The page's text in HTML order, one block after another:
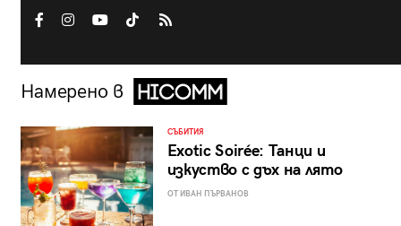
Намерено в
СЪБИТИЯ
Exotic Soirée: Танци и
изкуство с дъх на лято
ОТ ИВАН ПЪРВАНОВ